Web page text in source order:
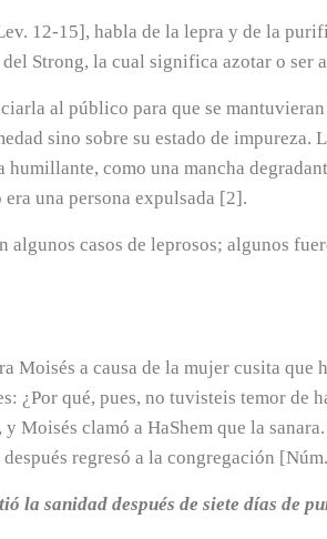
12-15], habla de la lepra y de la
Strong, la cual significa azotar o ser
al público para que se
sino sobre su estado de impureza.
humillante, como una mancha
una persona expulsada [2].
algunos casos de leprosos; algunos
Moisés a causa de la mujer cusita que
¿Por qué, pues, no tuvisteis temor de
Moisés clamó a HaShem que la
regresó a la congregación
la sanidad después de siete días de